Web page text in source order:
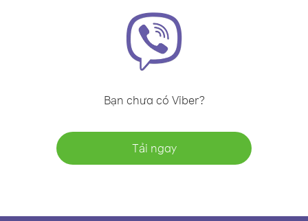
Bạn chưa có Viber?
Tải ngay